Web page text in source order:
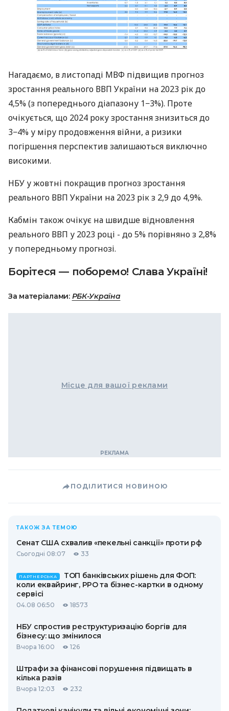
Нагадаємо, в листопаді МВФ підвищив прогноз
зростання реального ВВП України на 2023 рік до
4,5% (з попереднього діапазону 1−3%). Проте
очікується, що 2024 року зростання знизиться до
3−4% у міру продовження війни, а ризики
погіршення перспектив залишаються виключно
високими.
НБУ у жовтні покращив прогноз зростання
реального ВВП України на 2023 рік з 2,9 до 4,9%.
Кабмін також очікує на швидше відновлення
реального ВВП у 2023 році - до 5% порівняно з 2,8%
у попередньому прогнозі.
Борітеся — поборемо! Слава Україні!
За матеріалами: РБК-Україна
Місце для вашої реклами
ПОДІЛИТИСЯ НОВИНОЮ
ТАКОЖ ЗА ТЕМОЮ
Сенат США схвалив «пекельні санкції» проти рф
Сьогодні 08:07 33
ПАРТНЕРСЬКА
ТОП банківських рішень для ФОП:
коли еквайринг, РРО та бізнес-картки в одному
сервісі
04.08 06:50 18573
НБУ спростив реструктуризацію боргів для
бізнесу: що змінилося
Вчора 16:00 126
Штрафи за фінансові порушення підвищать в
кілька разів
Вчора 12:03 232